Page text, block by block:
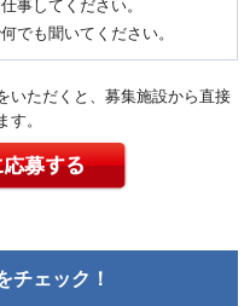
事してください。
でも聞いてください。
いただくと、募集施設から直接
す。
チェック！